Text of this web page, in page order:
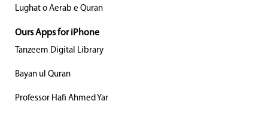
Lughat o Aerab e Quran
Ours Apps for iPhone
Tanzeem Digital Library
Bayan ul Quran
Professor Hafi Ahmed Yar